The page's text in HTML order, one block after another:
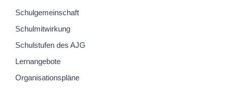
Schulgemeinschaft
Schulmitwirkung
Schulstufen des AJG
Lernangebote
Organisationspläne